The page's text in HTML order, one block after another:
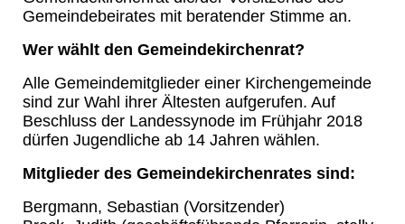
Gemeindebeirates mit beratender Stimme an.
Wer wählt den Gemeindekirchenrat?
Alle Gemeindemitglieder einer Kirchengemeinde
sind zur Wahl ihrer Ältesten aufgerufen. Auf
Beschluss der Landessynode im Frühjahr 2018
dürfen Jugendliche ab 14 Jahren wählen.
Mitglieder des Gemeindekirchenrates sind:
Bergmann, Sebastian (Vorsitzender)